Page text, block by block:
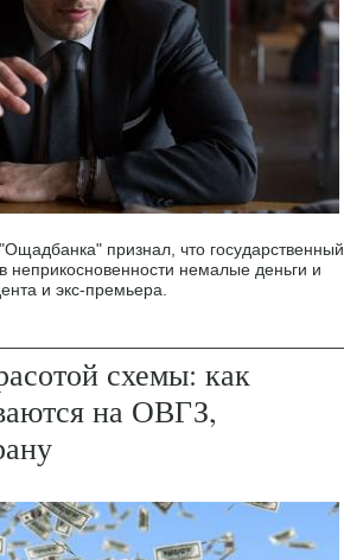
признал, что государственный
неприкосновенности немалые деньги и
и экс-премьера.
схемы: как
на ОВГЗ,